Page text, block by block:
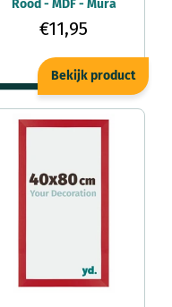
Rood - MDF - Mura
€11,95
Bekijk product